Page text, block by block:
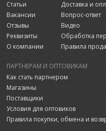
Статьи
Вакансии
Отзывы
Реквизиты
О компании
Доставка и
Вопрос-ответ
Видео
Обработка
Правила
ПАРТНЕРАМ И ОПТОВИКАМ
Как стать партнером
Магазины
Поставщики
Условия для оптовиков
Правила покупки, обмена и